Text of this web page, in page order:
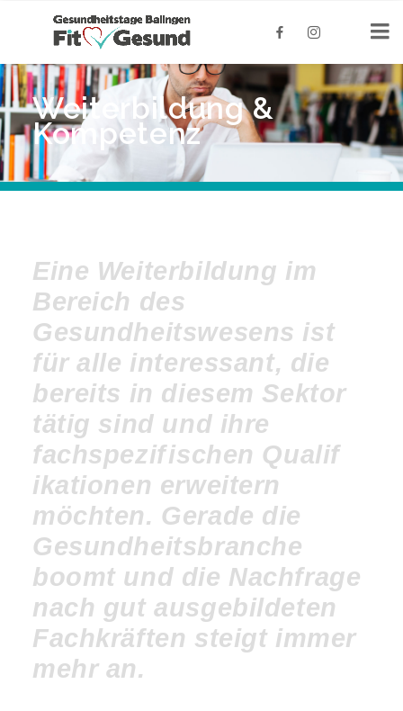
Weiterbildung &
Kompetenz
Eine Weiterbildung im
Bereich des
Gesundheitswesens ist
für alle interessant, die
bereits in diesem Sektor
tätig sind und ihre
fachspezif ischen Qualif
ikationen erweitern
möchten. Gerade die
Gesundheitsbranche
boomt und die Nachfrage
nach gut ausgebildeten
Fachkräften steigt immer
mehr an.